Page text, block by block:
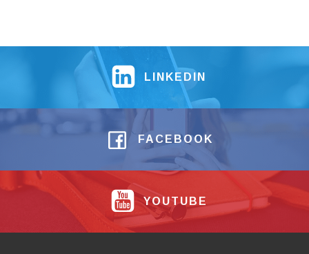
LINKEDIN
FACEBOOK
YOUTUBE